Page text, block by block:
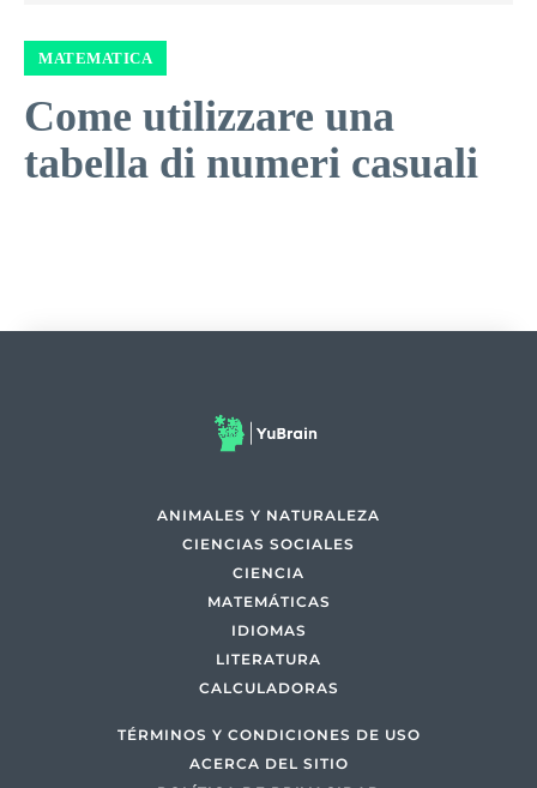
MATEMATICA
Come utilizzare una
tabella di numeri casuali
ANIMALES Y NATURALEZA
CIENCIAS SOCIALES
CIENCIA
MATEMÁTICAS
IDIOMAS
LITERATURA
CALCULADORAS
TÉRMINOS Y CONDICIONES DE USO
ACERCA DEL SITIO